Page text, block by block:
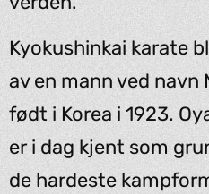
Kyokushinkai karate
av en mann ved navn
født i Korea i 1923.
er i dag kjent som
de hardeste